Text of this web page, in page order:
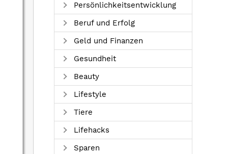
Persönlichkeitsentwicklung
Beruf und Erfolg
Geld und Finanzen
Gesundheit
Beauty
Lifestyle
Tiere
Lifehacks
Sparen